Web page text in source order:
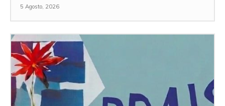
5 Agosto, 2026